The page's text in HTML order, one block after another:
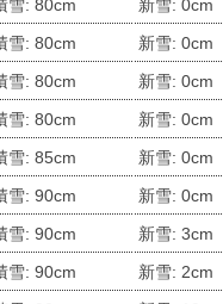
雪: 80cm
新雪: 0cm
雪: 80cm
新雪: 0cm
雪: 80cm
新雪: 0cm
雪: 80cm
新雪: 0cm
雪: 85cm
新雪: 0cm
雪: 90cm
新雪: 0cm
雪: 90cm
新雪: 3cm
雪: 90cm
新雪: 2cm